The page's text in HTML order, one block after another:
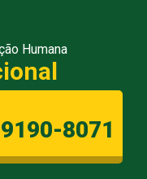
Humana
8071